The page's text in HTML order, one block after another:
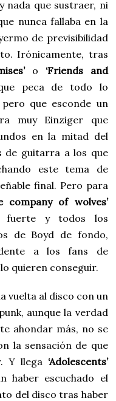
nada que sustraer, ni
nunca fallaba en la
de previsibilidad
Irónicamente, tras
o ‘Friends and
peca de todo lo
que esconde un
muy Einziger que
en la mitad del
de guitarra a los que
este tema de
final. Pero para
company of wolves’
fuerte y todos los
de Boyd de fondo,
a los fans de
quieren conseguir.
vuelta al disco con un
aunque la verdad
ahondar más, no se
la sensación de que
Y llega ‘Adolescents’
haber escuchado el
del disco tras haber